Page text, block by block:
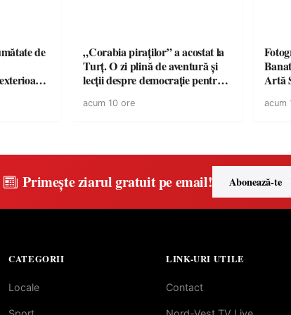
de
„Corabia piraților” a acostat la
Turț. O zi plină de aventură și
lecții despre democrație pentru
acum 10 ore
Artă
acum
Primește ziarul gratuit pe email! Abonează-te
CATEGORII
Locale
LINK-URI UTILE
Contact